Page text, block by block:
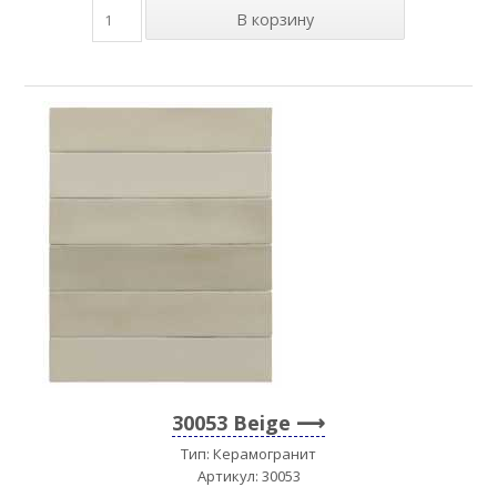
30053 Beige
Тип: Керамогранит
Артикул: 30053